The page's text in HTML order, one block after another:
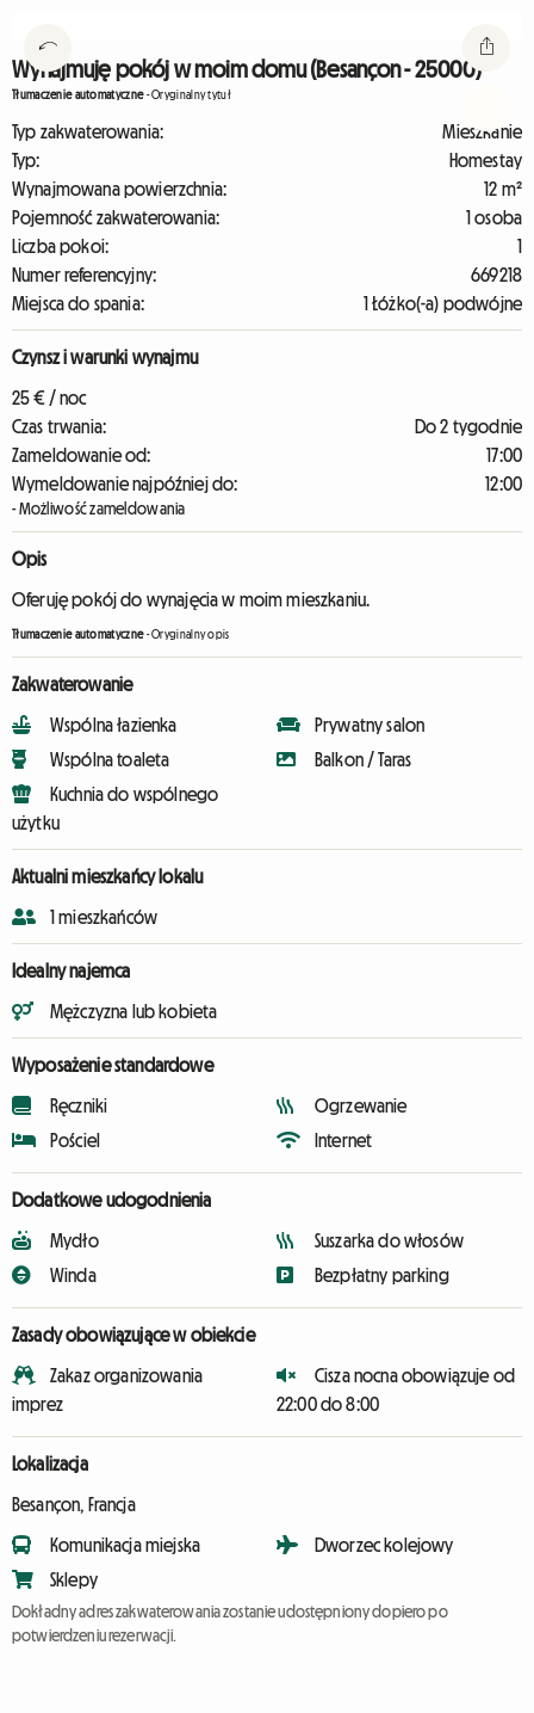
Wynajmuję pokój w moim domu (Besançon - 25000)
Tłumaczenie automatyczne-Oryginalny tytuł
Typ zakwaterowania:
Mieszkanie
Typ:
Homestay
Wynajmowana powierzchnia:
12 m²
Pojemność zakwaterowania:
1 osoba
Liczba pokoi:
1
Numer referencyjny:
669218
Miejsca do spania:
1 Łóżko(-a) podwójne
Czynsz i warunki wynajmu
25 € / noc
Czas trwania:
Do 2 tygodnie
Zameldowanie od:
17:00
Wymeldowanie najpóźniej do:
12:00
- Możliwość zameldowania
Opis
Oferuję pokój do wynajęcia w moim mieszkaniu.
Tłumaczenie automatyczne-Oryginalny opis
Zakwaterowanie
Wspólna łazienka
Wspólna toaleta
Kuchnia do wspólnego
użytku
Prywatny salon
Balkon / Taras
Aktualni mieszkańcy lokalu
1 mieszkańców
Idealny najemca
Mężczyzna lub kobieta
Wyposażenie standardowe
Ręczniki
Pościel
Ogrzewanie
Internet
Dodatkowe udogodnienia
Mydło
Winda
Suszarka do włosów
Bezpłatny parking
Zasady obowiązujące w obiekcie
Zakaz organizowania
imprez
Cisza nocna obowiązuje od
22:00 do 8:00
Lokalizacja
Besançon, Francja
Komunikacja miejska
Sklepy
Dworzec kolejowy
Dokładny adres zakwaterowania zostanie udostępniony dopiero po
potwierdzeniu rezerwacji.